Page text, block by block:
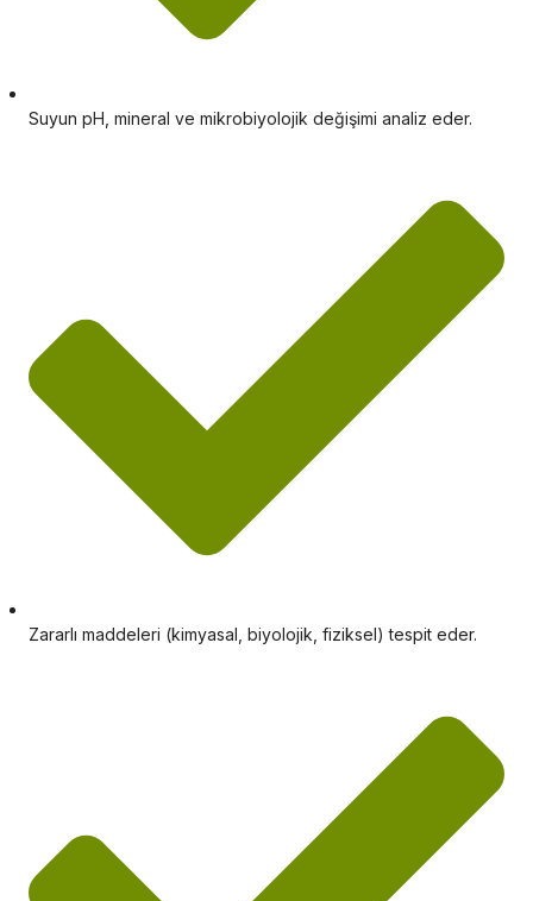
Suyun pH, mineral ve mikrobiyolojik değişimi analiz eder.
Zararlı maddeleri (kimyasal, biyolojik, fiziksel) tespit eder.